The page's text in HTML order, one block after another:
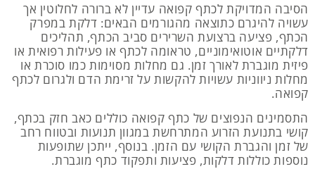
הסיבה המדויקת לכתף קפואה עדיין לא ברורה לחלוטין אך
עשויה להיגרם כתוצאה מהגורמים הבאים: דלקת במפרק
הכתף, פציעה ברצועת השרירים סביב הכתף, תהליכים
דלקתיים אוטואימוניים, טראומה לכתף או פעילות רפואית או
פיזית מוגברת לאורך זמן. גם מחלות מסוימות כמו סוכרת או
מחלות ניווניות עשויות להקשות על זרימת הדם ולגרום לכתף
קפואה.
התסמינים הנפוצים של כתף קפואה כוללים כאב חזק בכתף,
קושי בתנועת הזרוע המתרחשת במגוון תנועות ובטווח רחב
של זמן והגברת הקושי עם הזמן. בנוסף, ייתכן שתופעות
נוספות כוללות דלקות, פציעות ותפקוד כתף מוגברת.